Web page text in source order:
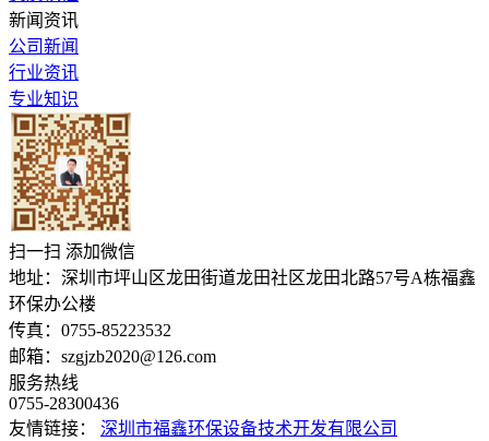
新闻资讯
公司新闻
行业资讯
专业知识
扫一扫 添加微信
地址：深圳市坪山区龙田街道龙田社区龙田北路57号A栋福鑫
环保办公楼
传真：0755-85223532
邮箱：szgjzb2020@126.com
服务热线
0755-28300436
友情链接：
深圳市福鑫环保设备技术开发有限公司